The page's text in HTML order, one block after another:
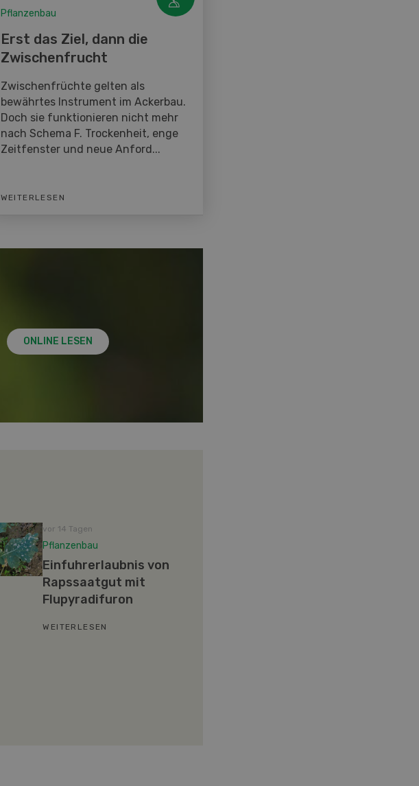
Pflanzenbau
Erst das Ziel, dann die
Zwischenfrucht
Zwischenfrüchte gelten als
bewährtes Instrument im Ackerbau.
Doch sie funktionieren nicht mehr
nach Schema F. Trockenheit, enge
Zeitfenster und neue Anford...
WEITERLESEN
ONLINE LESEN
vor 14 Tagen
Pflanzenbau
Einfuhrerlaubnis von
Rapssaatgut mit
Flupyradifuron
WEITERLESEN